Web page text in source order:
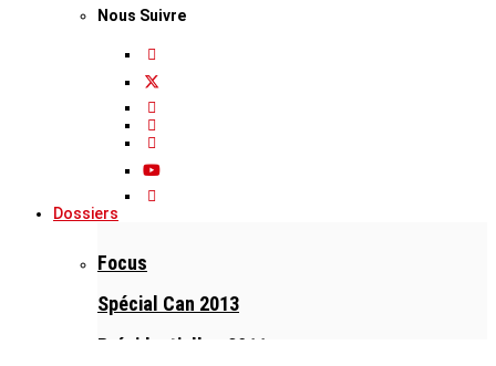
Nous Suivre
Dossiers
Focus
Spécial Can 2013
Présidentielles 2011